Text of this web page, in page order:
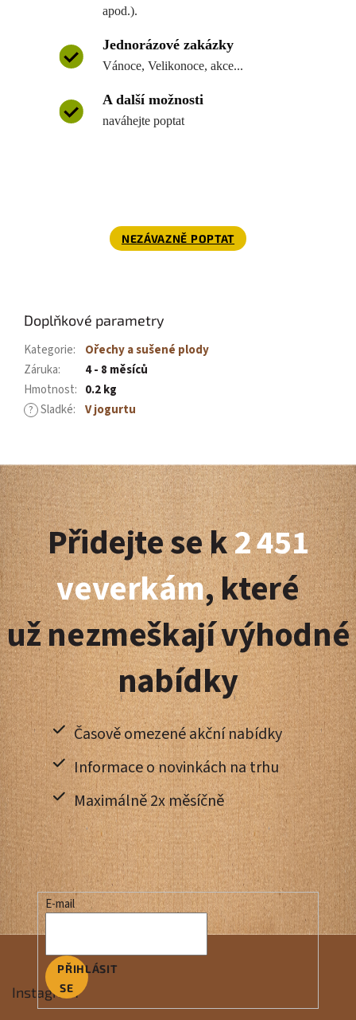
apod.).
Jednorázové zakázky
Vánoce, Velikonoce, akce...
A další možnosti
naváhejte poptat
NEZÁVAZNĚ POPTAT
Doplňkové parametry
Kategorie:
Ořechy a sušené plody
Záruka:
4 - 8 měsíců
Hmotnost: 0.2 kg
? Sladké: V jogurtu
Z
á
p
a
t
í
Přidejte se k2 451
veverkám, které
už nezmeškají výhodné
nabídky
Časově omezené akční nabídky
Informace o novinkách na trhu
Maximálně 2x měsíčně
E-mail
PŘIHLÁSIT
SE
Instagram